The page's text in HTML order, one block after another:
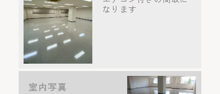
なります
室内写真